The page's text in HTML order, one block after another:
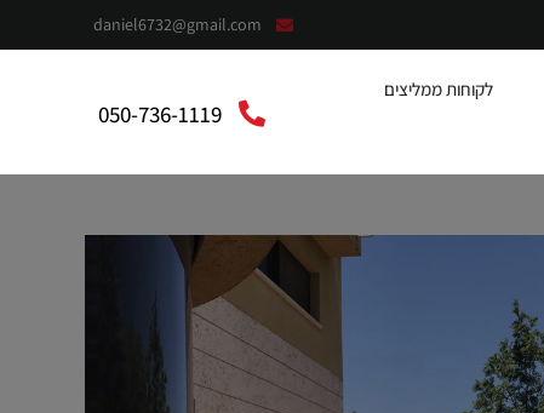
daniel6732@gmail.com
לקוחות ממליצים
050-736-1119